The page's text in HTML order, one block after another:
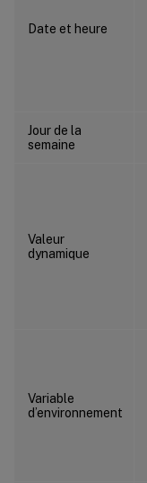
Date et heure
Jour de la
semaine
Valeur
dynamique
Variable
d’environnement